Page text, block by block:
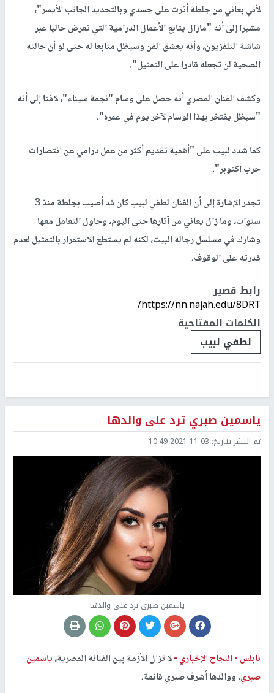
لأني بعاني من جلطة أثرت على جسدي وبالتحديد الجانب الأيسر"،
مشيرا إلى أنه "مازال يتابع الأعمال الدرامية التي تعرض حاليا عبر
شاشة التلفزيون، وأنه يعشق الفن وسيظل متابعا له حتى لو أن حالته
الصحية لن تجعله قادرا على التمثيل".
وكشف الفنان المصري أنه حصل على وسام "نجمة سيناء"، لافتا إلى أنه
"سيظل يفتخر بهذا الوسام لآخر يوم في عمره".
كما شدد لبيب على "أهمية تقديم أكثر من عمل درامي عن انتصارات
حرب أكتوبر".
تجدر الإشارة إلى أن الفنان لطفي لبيب كان قد أصيب بجلطة منذ 3
سنوات، وما زال يعاني من آثارها حتى اليوم، وحاول التعامل معها
وشارك في مسلسل رجالة البيت، لكنه لم يستطع الاستمرار بالتمثيل لعدم
قدرته على الوقوف.
رابط قصير
https://nn.najah.edu/8DRT/
الكلمات المفتاحية
لطفي لبيب
ياسمين صبري ترد على والدها
تم النشر بتاريخ: 2021-11-03 10:49
ياسمين صبري ترد على والدها
نابلس -النجاح الإخباري -لا تزال الأزمة بين الفنانة المصرية،ياسمين
صبري، ووالدها أشرف صبري قائمة.